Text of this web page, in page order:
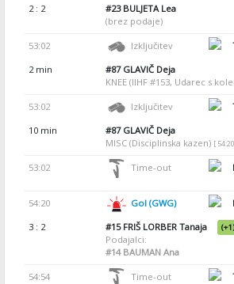
2 : 2
#23BULJETA Lea
(brez podaje)
53:02 Izključitev
2 min
#87GLAVIČ Deja
KNEE (IIHF #153, Udarec s
53:02 Izključitev
10 min
#87GLAVIČ Deja
MISC (Disciplinska kazen) [
53:02 Time-out
54:20 Gol (GWG)
3 : 2
#15FRIŠ LORBER Tanaja (+1)
Podajalci:
#14BAUMAN Ana
54:54 Time-out